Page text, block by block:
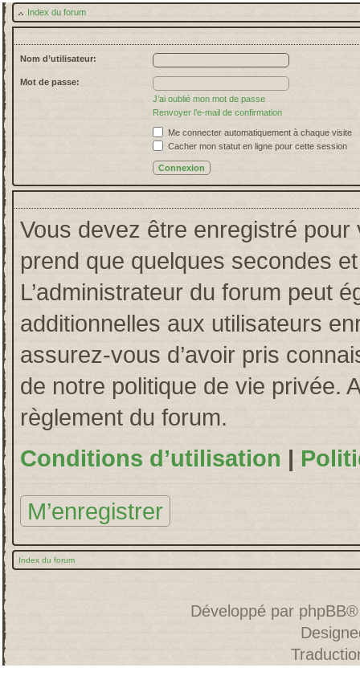
Index du forum
Nom d’utilisateur:
Mot de passe:
J’ai oublié mon mot de passe
Renvoyer l’e-mail de confirmation
Me connecter automatiquement à chaque visite
Cacher mon statut en ligne pour cette session
Vous devez être enregistré pour
prend que quelques secondes
L’administrateur du forum peut
additionnelles aux utilisateurs
assurez-vous d’avoir pris
de notre politique de vie privée.
règlement du forum.
Conditions d’utilisation |
M’enregistrer
Index du forum
Développé par phpBB®